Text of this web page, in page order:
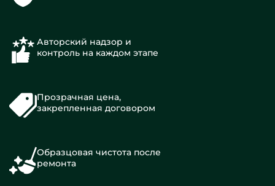
Авторский надзор и
контроль на каждом этапе
Прозрачная цена,
закрепленная договором
Образцовая чистота после
ремонта